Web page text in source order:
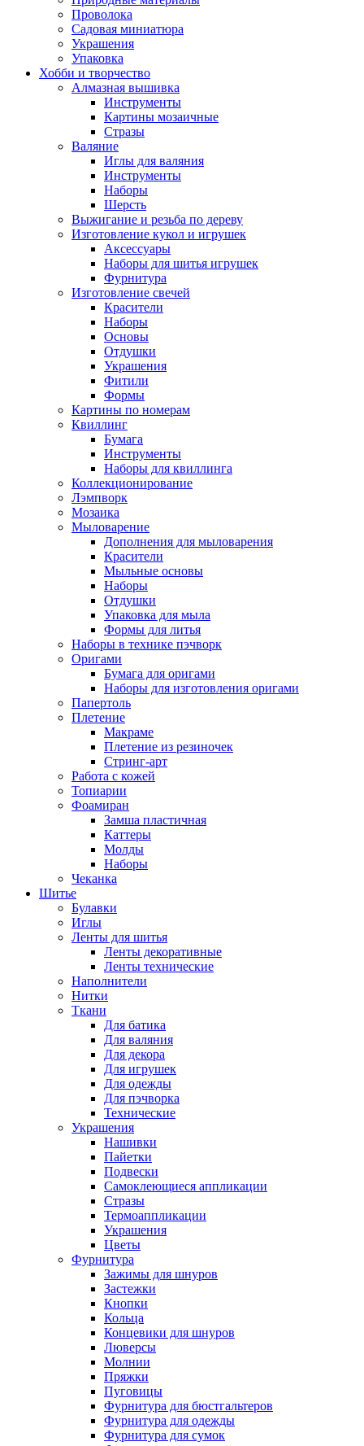
Проволока
Садовая миниатюра
Украшения
Упаковка
Хобби и творчество
Алмазная вышивка
Инструменты
Картины мозаичные
Стразы
Валяние
Иглы для валяния
Инструменты
Наборы
Шерсть
Выжигание и резьба по дереву
Изготовление кукол и игрушек
Аксессуары
Наборы для шитья игрушек
Фурнитура
Изготовление свечей
Красители
Наборы
Основы
Отдушки
Украшения
Фитили
Формы
Картины по номерам
Квиллинг
Бумага
Инструменты
Наборы для квиллинга
Коллекционирование
Лэмпворк
Мозаика
Мыловарение
Дополнения для мыловарения
Красители
Мыльные основы
Наборы
Отдушки
Упаковка для мыла
Формы для литья
Наборы в технике пэчворк
Оригами
Бумага для оригами
Наборы для изготовления оригами
Папертоль
Плетение
Макраме
Плетение из резиночек
Стринг-арт
Работа с кожей
Топиарии
Фоамиран
Замша пластичная
Каттеры
Молды
Наборы
Чеканка
Шитье
Булавки
Иглы
Ленты для шитья
Ленты декоративные
Ленты технические
Наполнители
Нитки
Ткани
Для батика
Для валяния
Для декора
Для игрушек
Для одежды
Для пэчворка
Технические
Украшения
Нашивки
Пайетки
Подвески
Самоклеющиеся аппликации
Стразы
Термоаппликации
Украшения
Цветы
Фурнитура
Зажимы для шнуров
Застежки
Кнопки
Кольца
Концевики для шнуров
Люверсы
Молнии
Пряжки
Пуговицы
Фурнитура для бюстгальтеров
Фурнитура для одежды
Фурнитура для сумок